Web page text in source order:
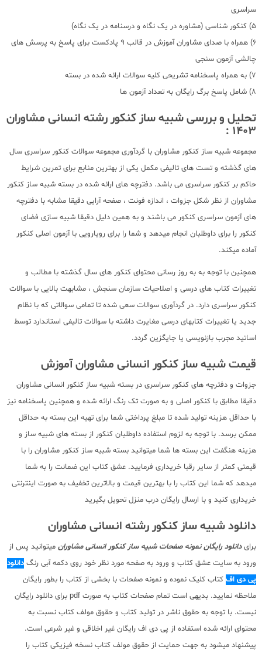
سراسری
5) کنکور شناسی (مشاوره در یک نگاه و درسنامه در یک نگاه)
6) همراه با صدای مشاوران آموزش در قالب 9 پادکست برای پاسخ به پرسش های
چالشی آزمون سنجی
7) به همراه پاسخنامه تشریحی کلیه سوالات ارائه شده در بسته
8) شامل پاسخ برگ رایگان به تعداد آزمون ها
تحلیل و بررسی شبیه ساز کنکور رشته انسانی مشاوران
1403 :
مجموعه شبیه ساز کنکور مشاوران با گردآوری مجموعه سوالات کنکور سراسری سال
های گذشته و تست های تالیفی مکمل یکی از بهترین منابع برای تمرین شرایط
حاکم بر کنکور سراسری می باشد. دفترچه های ارائه شده در بسته شبیه ساز کنکور
مشاوران از نظر شکل جزوات ، اندازه فونت ، صفحه آرایی دقیقا مشابه با دفترچه
های آزمون سراسری کنکور می باشند و به همین دلیل دقیقا شبیه سازی فضای
کنکور را برای داوطلبان انجام میدهد و شما را برای رویارویی با آزمون اصلی کنکور
آماده میکند.
همچنین با توجه به به روز رسانی محتوای کنکور های سال گذشته با مطالب و
تغییرات کتاب های درسی و اصلاحیات سازمان سنجش ، مشابهت بالایی با سوالات
کنکور سراسری دارد. در گردآوری سوالات سعی شده تا تمامی سوالاتی که با نظام
جدید یا تغییرات کتابهای درسی مغایرت داشته با سوالات تالیفی استاندارد توسط
اساتید مجرب بازنویسی یا جایگزین گردد.
قیمت شبیه ساز کنکور انسانی مشاوران آموزش
جزوات و دفترچه های کنکور سراسری در بسته شبیه ساز کنکور انسانی مشاوران
دقیقا مطابق با کنکور اصلی و به صورت تک رنگ ارائه شده و همچنین پاسخنامه نیز
با حداقل هزینه تولید شده تا مبلغ پرداختی شما برای تهیه این بسته به حداقل
ممکن برسد. با توجه به لزوم استفاده داوطلبان کنکور از بسته های شبیه ساز و
هزینه هنگفت این بسته ها شما میتوانید بسته شبیه ساز کنکور مشاوران را با
قیمتی کمتر از سایر رقبا خریداری فرمایید. عشق کتاب این ضمانت را به شما
میدهد که شما این کتاب را با بهترین قیمت و بالاترین تخفیف به صورت اینترنتی
خریداری کنید و با ارسال رایگان درب منزل تحویل بگیرید
دانلود شبیه ساز کنکور رشته انسانی مشاوران
برایدانلود رایگان نمونه صفحات شبیه ساز کنکور انسانی مشاوران میتوانید پس از
ورود به سایت عشق کتاب و ورود به صفحه مورد نظر خود روی دکمه آبی رنگ دانلود
پی دی اف کتاب کلیک نموده و نمونه صفحات با بخشی از کتاب را بطور رایگان
ملاحظه نمایید. بدیهی است تمام صفحات کتاب به صورت pdf برای دانلود رایگان
نیست. با توجه به حقوق ناشر در تولید کتاب و حقوق مولف کتاب نسبت به
محتوای ارائه شده استفاده از پی دی اف رایگان غیر اخلاقی و غیر شرعی است.
پیشنهاد میشود به جهت حمایت از حقوق مولف کتاب نسخه فیزیکی کتاب را